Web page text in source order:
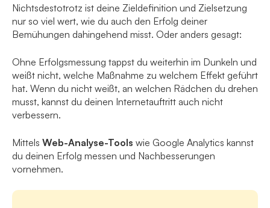
Nichtsdestotrotz ist deine Zieldefinition und Zielsetzung
nur so viel wert, wie du auch den Erfolg deiner
Bemühungen dahingehend misst. Oder anders gesagt:
Ohne Erfolgsmessung tappst du weiterhin im Dunkeln und
weißt nicht, welche Maßnahme zu welchem Effekt geführt
hat. Wenn du nicht weißt, an welchen Rädchen du drehen
musst, kannst du deinen Internetauftritt auch nicht
verbessern.
Mittels Web-Analyse-Tools wie Google Analytics kannst
du deinen Erfolg messen und Nachbesserungen
vornehmen.